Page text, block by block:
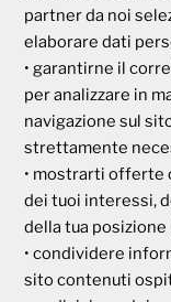
Società Mutua
Via Parigi, 11
00185 Roma
P.I e C.F.
Tel. 800 99 93 83
Fax 06 44 24 87 05
e-mail:
partner da noi
elaborare dati
• garantirne il
per analizzare in
navigazione sul
strettamente
• mostrarti offerte
dei tuoi interessi,
della tua
• condividere
sito contenuti